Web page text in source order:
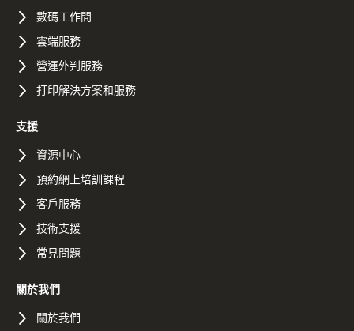
數碼工作間
雲端服務
營運外判服務
打印解決方案和服務
支援
資源中心
預約網上培訓課程
客戶服務
技術支援
常見問題
關於我們
關於我們